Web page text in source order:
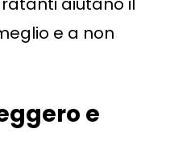
e a non
e